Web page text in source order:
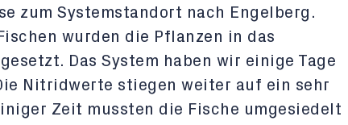
zum Systemstandort nach Engelberg.
wurden die Pflanzen in das
Das System haben wir einige Tage
Nitridwerte stiegen weiter auf ein sehr
Zeit mussten die Fische umgesiedelt